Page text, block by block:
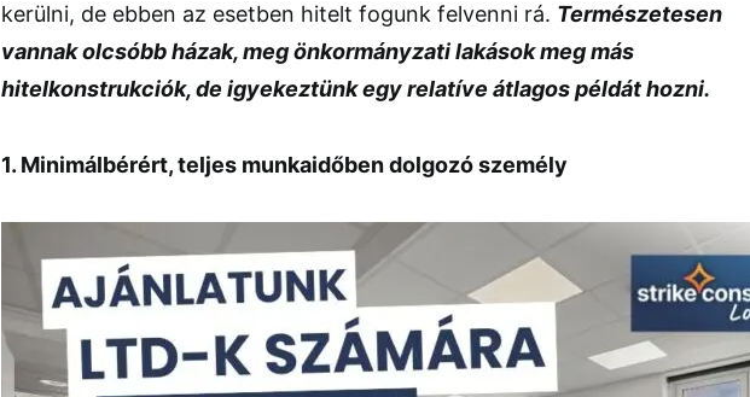
kerülni, de ebben az esetben hitelt fogunk felvenni rá. Természetesen
vannak olcsóbb házak, meg önkormányzati lakások meg más
hitelkonstrukciók, de igyekeztünk egy relatíve átlagos példát hozni.
1. Minimálbérért, teljes munkaidőben dolgozó személy